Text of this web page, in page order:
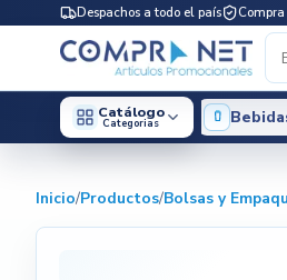
Despachos a todo el país
Catálogo
Categorias
Inicio/Productos/Bolsas y